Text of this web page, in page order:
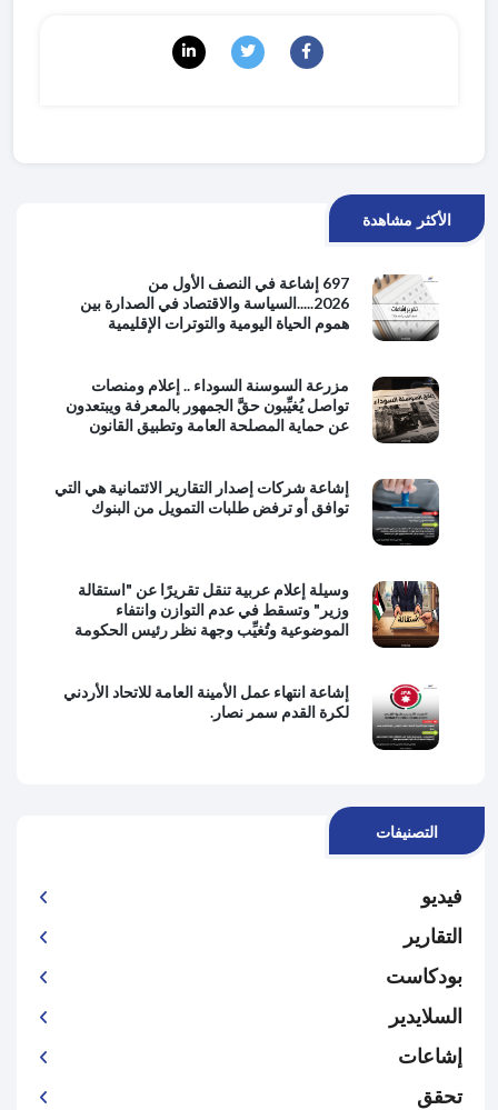
الأكثر مشاهدة
697 إشاعة في النصف الأول من
2026.....السياسة والاقتصاد في الصدارة بين
هموم الحياة اليومية والتوترات الإقليمية
مزرعة السوسنة السوداء .. إعلام ومنصات
تواصل يُغيِّبون حقَّ الجمهور بالمعرفة ويبتعدون
عن حماية المصلحة العامة وتطبيق القانون
إشاعة شركات إصدار التقارير الائتمانية هي التي
توافق أو ترفض طلبات التمويل من البنوك
وسيلة إعلام عربية تنقل تقريرًا عن "استقالة
وزير" وتسقط في عدم التوازن وانتفاء
الموضوعية وتُغيِّب وجهة نظر رئيس الحكومة
إشاعة انتهاء عمل الأمينة العامة للاتحاد الأردني
لكرة القدم سمر نصار.
التصنيفات
فيديو
التقارير
بودكاست
السلايدير
إشاعات
تحقق